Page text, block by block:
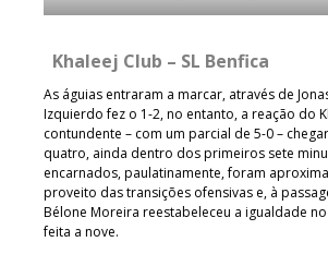
Khaleej Club – SL Benfica
As águias entraram a marcar, através de
Izquierdo fez o 1-2, no entanto, a reação do
contundente – com um parcial de 5-0 –
quatro, ainda dentro dos primeiros sete
encarnados, paulatinamente, foram
proveito das transições ofensivas e, à
Bélone Moreira reestabeleceu a igualdade
feita a nove.